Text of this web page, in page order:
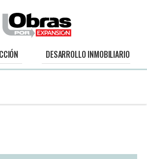
DESARROLLO INMOBILIARIO